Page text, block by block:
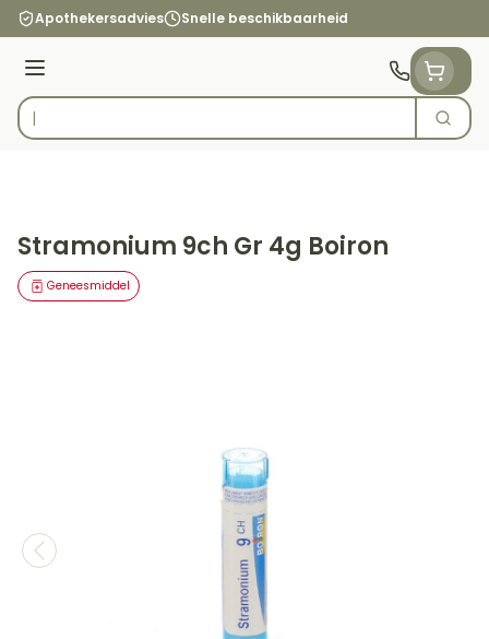
Ga naar de inhoud
Apothekersadvies Snelle beschikbaarheid
Menu
Product, merk, categorie...
Zoek
Stramonium 9ch Gr 4g Boiron
Geneesmiddel